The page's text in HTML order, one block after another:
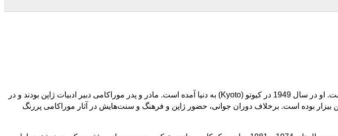
از میان نویسندگان معاصر ژاپن تنها چند تن برجسته‌ اند که هاروکی موراکامی از تمامی آن‌ها جوان‌تر است. او در سال 1949 در کیوتو (Kyoto) به دنیا آمده است. مادر و پدر موراکامی دبیر ادبیات ژاپن بودند و در
بوده است. برخلاف دوران جوانی، حضور ژاپن و فرهنگ و سنت‌هایش در آثار موراکامی پررنگ